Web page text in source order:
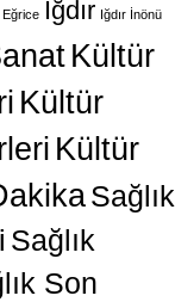
Iğdır Iğdır İnönü
Kültür
Kültür
Kültür
Sağlık
Sağlık
Son